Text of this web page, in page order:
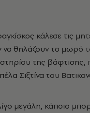
κάλεσε τις
να θηλάζουν το μωρό
της βάφτισης,
Σιξτίνα του
μεγάλη, κάποιο